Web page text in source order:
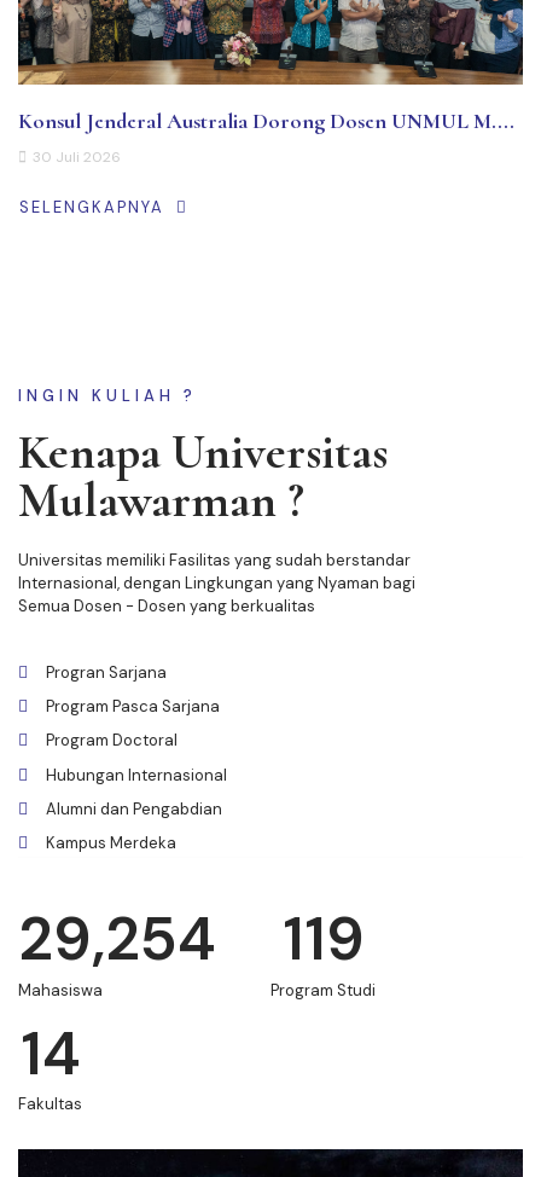
Konsul Jenderal Australia Dorong Dosen UNMUL M....
30 Juli 2026
SELENGKAPNYA
INGIN KULIAH ?
Kenapa Universitas
Mulawarman ?
Universitas memiliki Fasilitas yang sudah berstandar
Internasional, dengan Lingkungan yang Nyaman bagi
Semua Dosen - Dosen yang berkualitas
Progran Sarjana
Program Pasca Sarjana
Program Doctoral
Hubungan Internasional
Alumni dan Pengabdian
Kampus Merdeka
29,254
Mahasiswa
119
Program Studi
14
Fakultas